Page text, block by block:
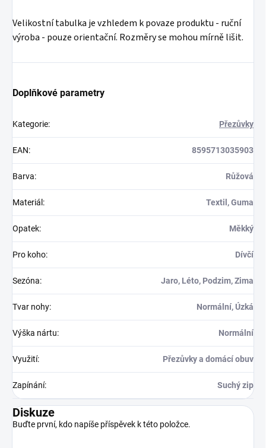
Velikostní tabulka je vzhledem k povaze produktu - ruční
výroba - pouze orientační. Rozměry se mohou mírně lišit.
Doplňkové parametry
Kategorie: Přezůvky
EAN: 8595713035903
Barva: Růžová
Materiál : Textil, Guma
Opatek: Měkký
Pro koho: Dívčí
Sezóna: Jaro, Léto, Podzim, Zima
Tvar nohy: Normální, Úzká
Výška nártu: Normální
Využití: Přezůvky a domácí obuv
Zapínání: Suchý zip
Diskuze
Buďte první, kdo napíše příspěvek k této položce.